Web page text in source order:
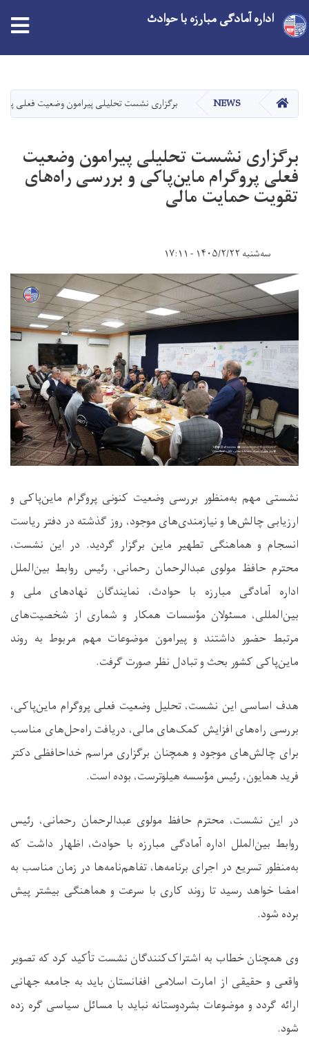
main
content
اداره آمادگی مبارزه با حوادث
HOME
NEWS برگزاری نشست تحلیلی پیرامون وضعیت فعلی
برگزاری نشست تحلیلی پیرامون وضعیت
فعلی پروگرام ماین‌پاکی و بررسی راه‌های
تقویت حمایت مالی
سه‌شنبه ۱۴۰۵/۲/۲۲ - ۱۷:۱۱
نشستی مهم به‌منظور بررسی وضعیت کنونی پروگرام ماین‌پاکی و
ارزیابی چالش‌ها و نیازمندی‌های موجود، روز گذشته در دفتر ریاست
انسجام و هماهنگی تطهیر ماین برگزار گردید. در این نشست،
محترم حافظ مولوی عبدالرحمان رحمانی، رئیس روابط بین‌الملل
اداره آمادگی مبارزه با حوادث، نمایندگان نهادهای ملی و
بین‌المللی، مسئولان مؤسسات همکار و شماری از شخصیت‌های
مرتبط حضور داشتند و پیرامون موضوعات مهم مربوط به روند
ماین‌پاکی کشور بحث و تبادل نظر صورت گرفت.
هدف اساسی این نشست، تحلیل وضعیت فعلی پروگرام ماین‌پاکی،
بررسی راه‌های افزایش کمک‌های مالی، دریافت راه‌حل‌های مناسب
برای چالش‌های موجود و همچنان برگزاری مراسم خداحافظی دکتر
فرید همایون، رئیس مؤسسه هیلوترست، بوده است.
در این نشست، محترم حافظ مولوی عبدالرحمان رحمانی، رئیس
روابط بین‌الملل اداره آمادگی مبارزه با حوادث، اظهار داشت که
به‌منظور تسریع در اجرای برنامه‌ها، تفاهم‌نامه‌ها در زمان مناسب به
امضا خواهد رسید تا روند کاری با سرعت و هماهنگی بیشتر پیش
برده شود.
وی همچنان خطاب به اشتراک‌کنندگان نشست تأکید کرد که تصویر
واقعی و حقیقی از امارت اسلامی افغانستان باید به جامعه جهانی
ارائه گردد و موضوعات بشردوستانه نباید با مسائل سیاسی گره زده
شود.